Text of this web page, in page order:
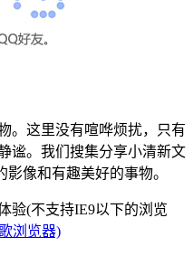
。这里没有喧哗烦扰，只有
谧。我们搜集分享小清新文
像和有趣美好的事物。
验(不支持IE9以下的浏览
浏览器)